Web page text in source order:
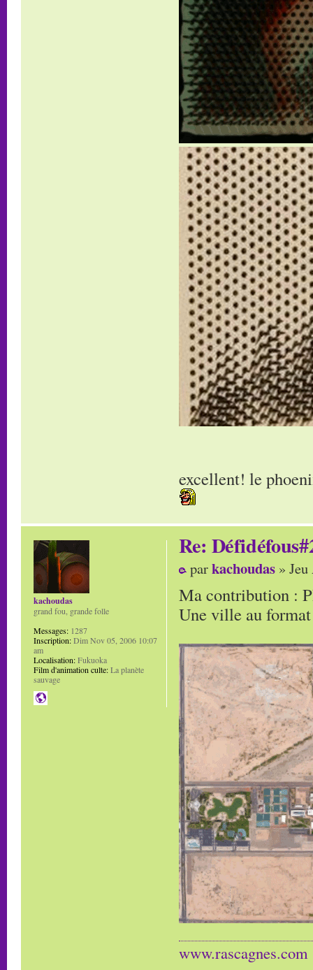
excellent! le
Re:
parkachoudas »
Ma contribution :
Une ville au
www.rascagnes.com
kachoudas
grand fou, grande folle
Messages: 1287
Inscription:Dim Nov 05, 2006 10:07
am
Localisation:Fukuoka
Film d'animation culte:La planète
sauvage